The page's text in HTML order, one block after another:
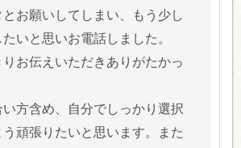
お願いしてしまい、もう少し
いと思いお電話しました。
お伝えいただきありがたかっ
方含め、自分でしっかり選択
う頑張りたいと思います。また